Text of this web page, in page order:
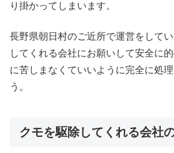
り掛かってしまいます。
長野県朝日村のご近所で運営をして
してくれる会社にお願いして安全に
に苦しまなくていいように完全に処
う。
クモを駆除してくれる会社